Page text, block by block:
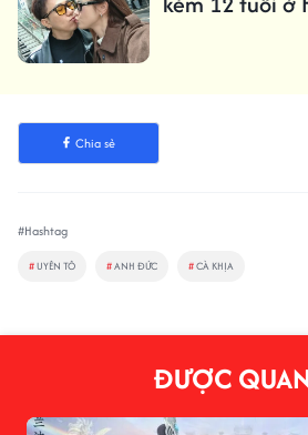
Chia sẻ
#Hashtag
#UYÊN TÔ #ANH ĐỨC #CÀ KHỊA
ĐƯỢC